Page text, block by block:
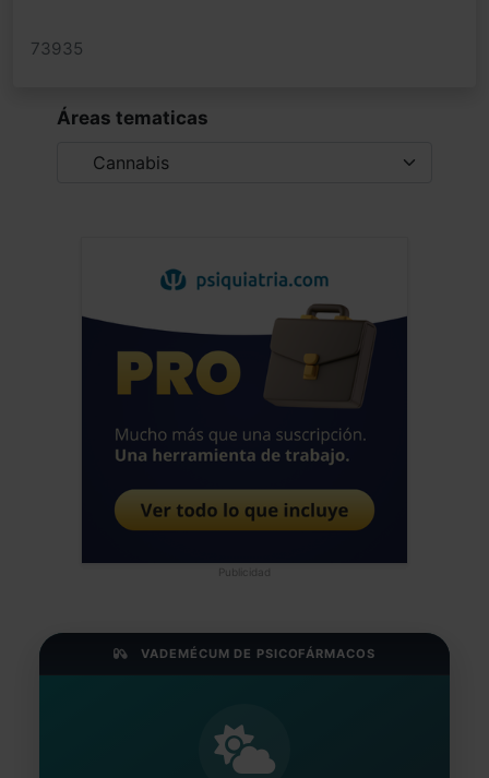
73935
Áreas tematicas
Publicidad
VADEMÉCUM DE PSICOFÁRMACOS